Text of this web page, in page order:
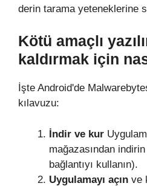
derin tarama yeteneklerine
Kötü amaçlı
kaldırmak için
İşte Android'de
kılavuzu:
İndir ve kur
mağazasından
bağlantıyı kullanın).
Uygulamayı açın ve